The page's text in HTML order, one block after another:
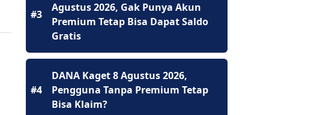
#3
Agustus 2026, Gak Punya Akun
Premium Tetap Bisa Dapat Saldo
Gratis
#4
DANA Kaget 8 Agustus 2026,
Pengguna Tanpa Premium Tetap
Bisa Klaim?